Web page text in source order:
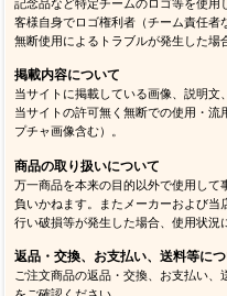
記念品など特定チームのロゴ等を使
客様自身でロゴ権利者（チーム責任
無断使用によるトラブルが発生した場
掲載内容について
当サイトに掲載している画像、説明文
当サイトの許可無く無断での使用・流
プチャ画像含む）。
商品の取り扱いについて
万一商品を本来の目的以外で使用して
負いかねます。またメーカーおよび当
行い破損等が発生した場合、使用状況
返品・交換、お支払い、送料等に
ご注文商品の返品・交換、お支払い、